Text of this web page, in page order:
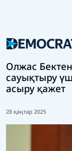
Олжас
сауықтыру
асыру қажет
28 қаңтар 2025